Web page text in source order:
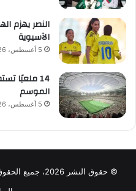
النصر يهزم
الآسيوية
5 أغسطس، 2026
14 ملعبًا
الموسم
5 أغسطس، 2026
© حقوق النشر